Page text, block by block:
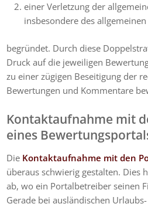
einer Verletzung der
insbesondere des
begründet. Durch diese
Druck auf die jeweiligen
zu einer zügigen Beseitigung der
Bewertungen und Kommentare
Kontaktaufnahme mit
eines
Die Kontaktaufnahme mit den
überaus schwierig gestalten. Dies
ab, wo ein Portalbetreiber seinen
Gerade bei ausländischen